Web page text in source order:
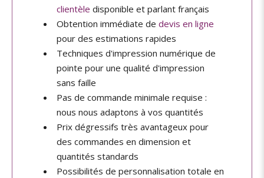
clientèle disponible et parlant français
Obtention immédiate de devis en ligne
pour des estimations rapides
Techniques d'impression numérique de
pointe pour une qualité d'impression
sans faille
Pas de commande minimale requise :
nous nous adaptons à vos quantités
Prix dégressifs très avantageux pour
des commandes en dimension et
quantités standards
Possibilités de personnalisation totale en